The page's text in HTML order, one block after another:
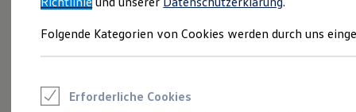
Volkswagen Marktplatz
Junge Gebrauchtwagen und Gebrauchtwagen
Saisonangebote
Folgende Kategorien von Cookies werden durch uns
Erforderliche Cookies